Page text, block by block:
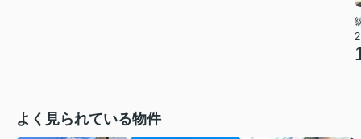
よく見られている物件